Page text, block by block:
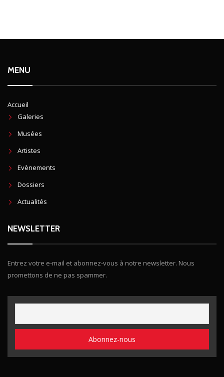
MENU
Accueil
Galeries
Musées
Artistes
Evènements
Dossiers
Actualités
NEWSLETTER
Entrez votre e-mail et abonnez-vous à notre newsletter. Nous
promettons de ne pas spammer.